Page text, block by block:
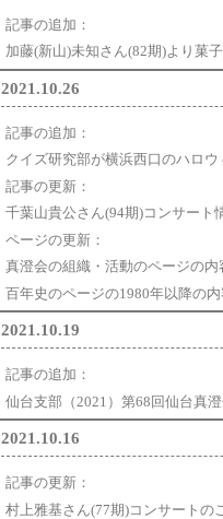
記事の追加：
加藤(新山)未知さん(82期)より菓
2021.10.26
記事の追加：
クイズ研究部が横浜西口のハロウ
記事の更新：
千葉山貴公さん(94期)コンサート
ページの更新：
真澄会の組織・活動のページの内
百年史のページの1980年以降の内
2021.10.19
記事の追加：
仙台支部（2021）第68回仙台真
2021.10.16
記事の更新：
村上雅基さん(77期)コンサート